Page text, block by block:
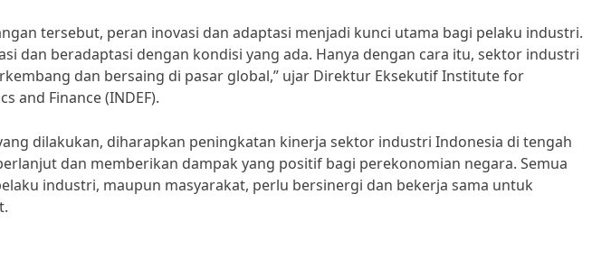
tersebut, peran inovasi dan adaptasi menjadi kunci utama bagi pelaku industri.
dan beradaptasi dengan kondisi yang ada. Hanya dengan cara itu, sektor industri
dan bersaing di pasar global,” ujar Direktur Eksekutif Institute for
and Finance (INDEF).
dilakukan, diharapkan peningkatan kinerja sektor industri Indonesia di tengah
dan memberikan dampak yang positif bagi perekonomian negara. Semua
industri, maupun masyarakat, perlu bersinergi dan bekerja sama untuk